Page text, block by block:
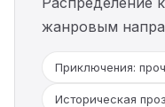
жанровым
Приключения:
Историческая